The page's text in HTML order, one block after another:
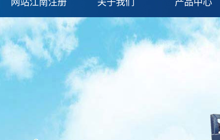
网站江南注册 关于我们 产品中心